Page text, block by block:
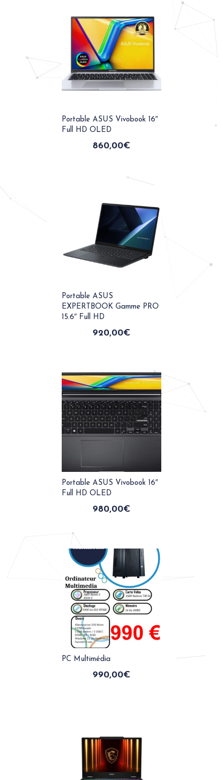
Portable ASUS Vivobook 16″
Full HD OLED
860,00€
Portable ASUS
EXPERTBOOK Gamme PRO
15.6″ Full HD
920,00€
Portable ASUS Vivobook 16″
Full HD OLED
980,00€
PC Multimédia
990,00€